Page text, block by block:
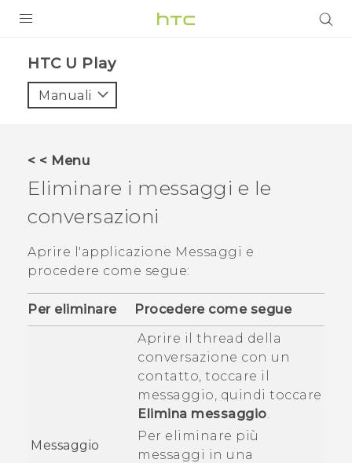
VIVE
VIVERSE
ASSISTENZA
Accessori e dispositivi HTC
Accesso
HTC U Play‎
Manuali
< < Menu
Eliminare i messaggi e le
conversazioni
Aprire l'applicazione Messaggi e
procedere come segue:
Per eliminare Procedere come segue
Messaggio
Aprire il thread della
conversazione con un
contatto, toccare il
messaggio, quindi toccare
Elimina messaggio.
Per eliminare più
messaggi in una